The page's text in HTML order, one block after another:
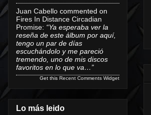
Juan Cabello commented on
Fires In Distance Circadian
Promise: “Ya esperaba ver la
reseña de este álbum por aquí,
tengo un par de días
escuchándolo y me pareció
tremendo, uno de mis discos
favoritos en lo que va…”
Get this Recent Comments Widget
Lo más leido